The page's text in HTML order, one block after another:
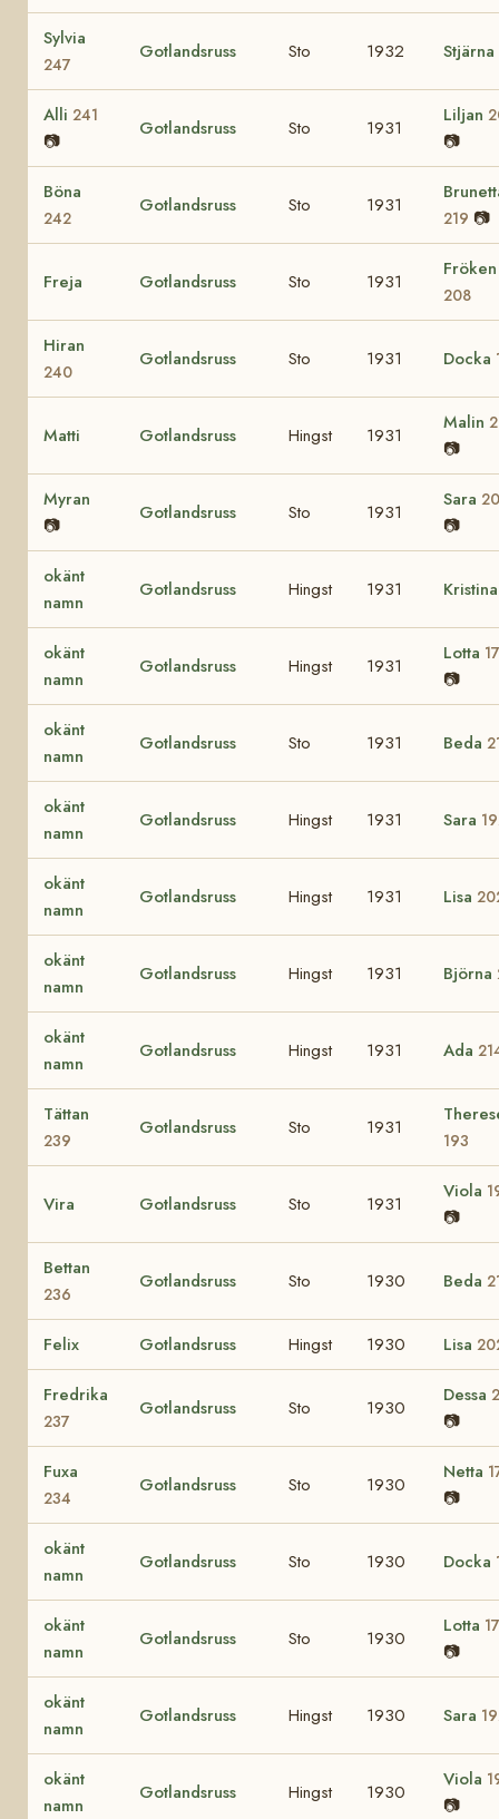
Sylvia
247
Gotlandsruss Sto 1932 Stjärna
Alli 241
📷
Gotlandsruss Sto 1931
Liljan
📷
Böna
242
Gotlandsruss Sto 1931
219 📷
Freja Gotlandsruss Sto 1931
Fröken
208
Hiran
240
Gotlandsruss Sto 1931 Docka
Matti Gotlandsruss Hingst 1931
Malin
📷
Myran
📷
Gotlandsruss Sto 1931
Sara
📷
okänt
namn
Gotlandsruss Hingst 1931
okänt
namn
Gotlandsruss Hingst 1931
Lotta
📷
okänt
namn
Gotlandsruss Sto 1931 Beda
okänt
namn
Gotlandsruss Hingst 1931 Sara
okänt
namn
Gotlandsruss Hingst 1931 Lisa
okänt
namn
Gotlandsruss Hingst 1931 Björna
okänt
namn
Gotlandsruss Hingst 1931 Ada
Tättan
239
Gotlandsruss Sto 1931
193
Vira Gotlandsruss Sto 1931
Viola
📷
Bettan
236
Gotlandsruss Sto 1930 Beda
Felix Gotlandsruss Hingst 1930 Lisa
Fredrika
237
Gotlandsruss Sto 1930
Dessa
📷
Fuxa
234
Gotlandsruss Sto 1930
Netta
📷
okänt
namn
Gotlandsruss Sto 1930 Docka
okänt
namn
Gotlandsruss Sto 1930
Lotta
📷
okänt
namn
Gotlandsruss Hingst 1930 Sara
okänt
namn
Gotlandsruss Hingst 1930
Viola
📷